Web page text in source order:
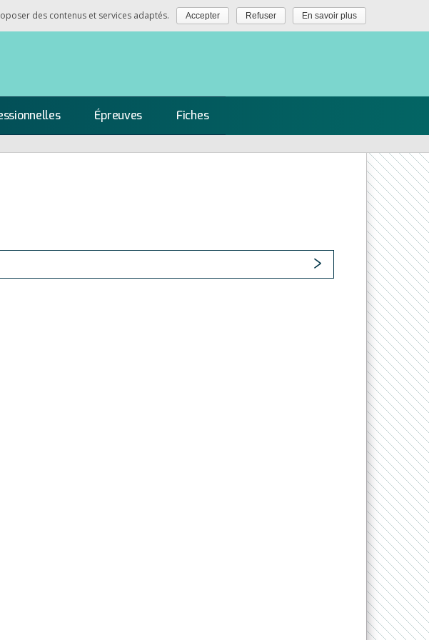
Épreuves Fiches
des contenus et services adaptés. Accepter Refuser En savoir plus